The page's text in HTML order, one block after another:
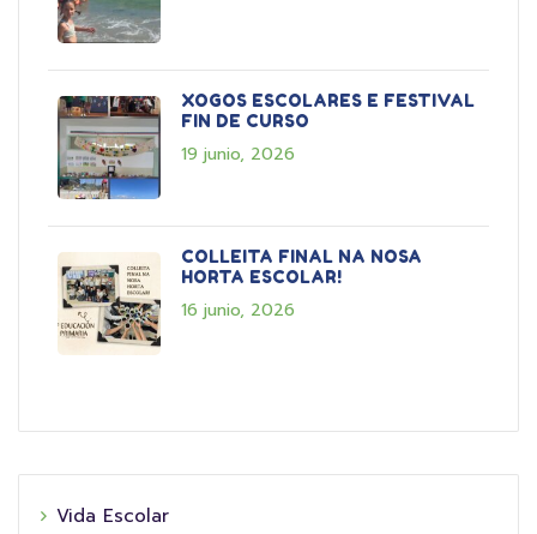
XOGOS ESCOLARES E FESTIVAL
FIN DE CURSO
19 junio, 2026
COLLEITA FINAL NA NOSA
HORTA ESCOLAR!
16 junio, 2026
Vida Escolar